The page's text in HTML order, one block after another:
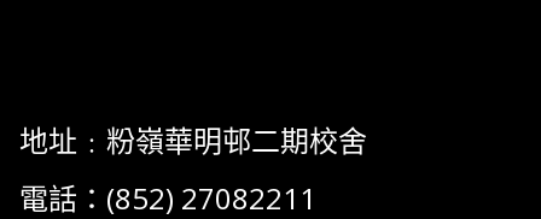
地址﹕粉嶺華明邨二期校舍
電話：(852) 27082211